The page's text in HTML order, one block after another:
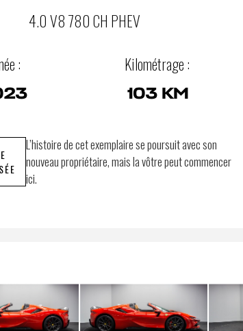
4.0 V8 780 CH PHEV
:
Kilométrage :
103 KM
L’histoire de cet exemplaire se poursuit avec son
nouveau propriétaire, mais la vôtre peut commencer
ici.